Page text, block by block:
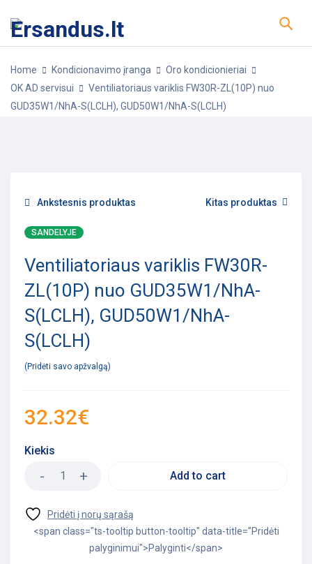
Home Kondicionavimo įranga
Oro kondicionieriai
OK AD servisui
Ventiliatoriaus variklis FW30R-ZL(10P) nuo
GUD35W1/NhA-S(LCLH), GUD50W1/NhA-S(LCLH)
Ankstesnis produktas Kitas produktas
SANDELYJE
Ventiliatoriaus variklis FW30R-
ZL(10P) nuo GUD35W1/NhA-
S(LCLH), GUD50W1/NhA-
S(LCLH)
Pridėti savo apžvalgą
32.32€
Kiekis
Add to cart
<span class="ts-tooltip button-tooltip" data-title="Pridėti
palyginimui">Palyginti</span>